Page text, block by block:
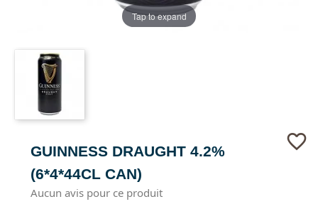
Tap to expand
GUINNESS DRAUGHT 4.2%
(6*4*44CL CAN)
Aucun avis pour ce produit
favorite_border